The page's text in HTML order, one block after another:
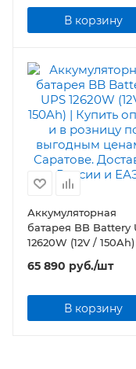
В корзину
Аккумуляторная
батарея BB Battery
12620W (12V / 150Ah)
65 890 руб./шт
В корзину